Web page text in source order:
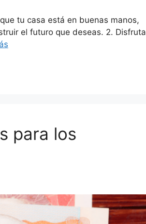
tu casa está en buenas manos,
el futuro que deseas. 2. Disfruta
para los